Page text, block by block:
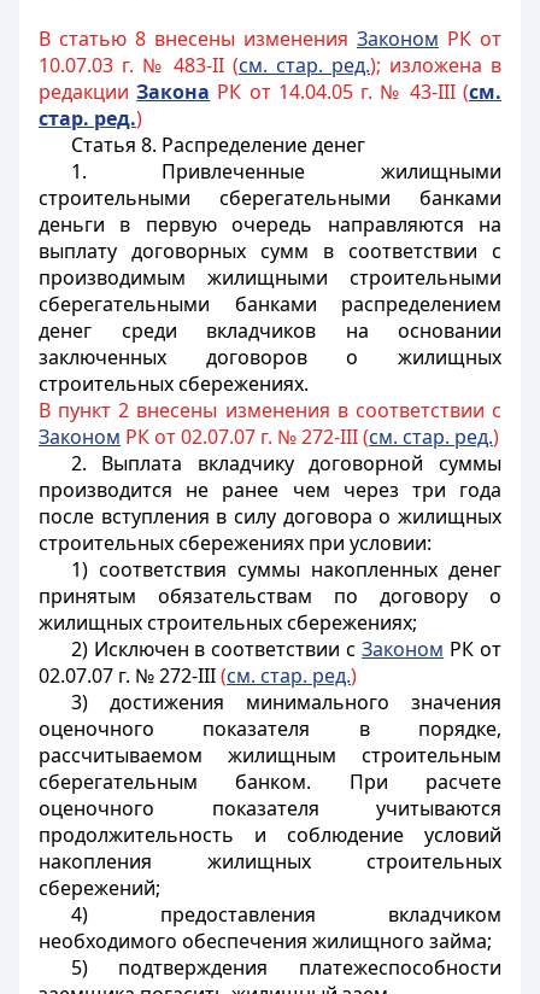
В статью 8 внесены изменения Законом РК от
10.07.03 г. № 483-II (см. стар. ред.); изложена в
редакцииЗакона РК от 14.04.05 г. № 43-III (см.
стар. ред.)
Статья 8. Распределение денег
1. Привлеченные жилищными
строительными сберегательными банками
деньги в первую очередь направляются на
выплату договорных сумм в соответствии с
производимым жилищными строительными
сберегательными банками распределением
денег среди вкладчиков на основании
заключенных договоров о жилищных
строительных сбережениях.
В пункт 2 внесены изменения в соответствии с
Законом РК от 02.07.07 г. № 272-III (см. стар. ред.)
2. Выплата вкладчику договорной суммы
производится не ранее чем через три года
после вступления в силу договора о жилищных
строительных сбережениях при условии:
1) соответствия суммы накопленных денег
принятым обязательствам по договору о
жилищных строительных сбережениях;
2) Исключен в соответствии сЗаконом РК от
02.07.07 г. № 272-III(см. стар. ред.)
3) достижения минимального значения
оценочного показателя в порядке,
рассчитываемом жилищным строительным
сберегательным банком. При расчете
оценочного показателя учитываются
продолжительность и соблюдение условий
накопления жилищных строительных
сбережений;
4) предоставления вкладчиком
необходимого обеспечения жилищного займа;
5) подтверждения платежеспособности